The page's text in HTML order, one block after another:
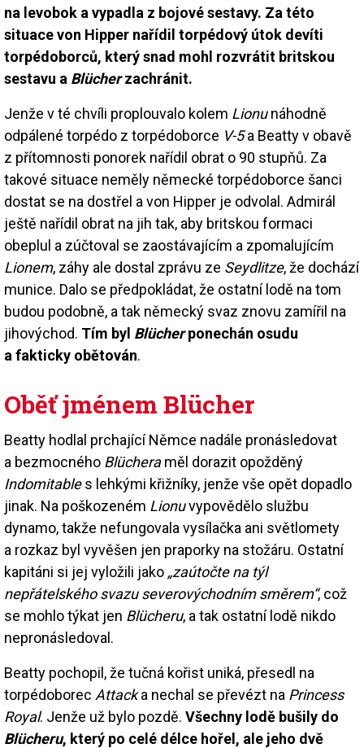
na levobok a vypadla z bojové sestavy. Za této
situace von Hipper nařídil torpédový útok devíti
torpédoborců, který snad mohl rozvrátit britskou
sestavu a Blücherzachránit.
Jenže v té chvíli proplouvalo kolem Lionunáhodně
odpálené torpédo z torpédoborce V-5a Beatty v obavě
z přítomnosti ponorek nařídil obrat o 90 stupňů. Za
takové situace neměly německé torpédoborce šanci
dostat se na dostřel a von Hipper je odvolal. Admirál
ještě nařídil obrat na jih tak, aby britskou formaci
obeplul a zúčtoval se zaostávajícím a zpomalujícím
Lionem, záhy ale dostal zprávu ze Seydlitze, že dochází
munice. Dalo se předpokládat, že ostatní lodě na tom
budou podobně, a tak německý svaz znovu zamířil na
jihovýchod. Tím byl Blücherponechán osudu
a fakticky obětován.
Oběť jménem Blücher
Beatty hodlal prchající Němce nadále pronásledovat
a bezmocného Blücheraměl dorazit opožděný
Indomitables lehkými křižníky, jenže vše opět dopadlo
jinak. Na poškozeném Lionuvypovědělo službu
dynamo, takže nefungovala vysílačka ani světlomety
a rozkaz byl vyvěšen jen praporky na stožáru. Ostatní
kapitáni si jej vyložili jako „zaútočte na týl
nepřátelského svazu severovýchodním směrem“, což
se mohlo týkat jen Blücheru, a tak ostatní lodě nikdo
nepronásledoval.
Beatty pochopil, že tučná kořist uniká, přesedl na
torpédoborec Attacka nechal se převézt na Princess
Royal. Jenže už bylo pozdě. Všechny lodě bušily do
Blücheru, který po celé délce hořel, ale jeho dvě